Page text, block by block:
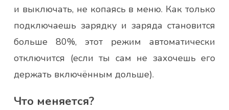
и выключать, не копаясь в меню. Как только
подключаешь зарядку и заряда становится
больше 80%, этот режим автоматически
отключится (если ты сам не захочешь его
держать включённым дольше).
Что меняется?